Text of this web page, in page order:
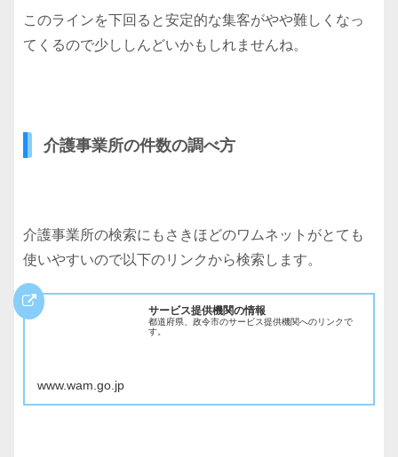
このラインを下回ると安定的な集客がやや難しくなっ
てくるので少ししんどいかもしれませんね。
介護事業所の件数の調べ方
介護事業所の検索にもさきほどのワムネットがとても
使いやすいので以下のリンクから検索します。
サービス提供機関の情報
都道府県、政令市のサービス提供機関へのリンクで
す。
www.wam.go.jp